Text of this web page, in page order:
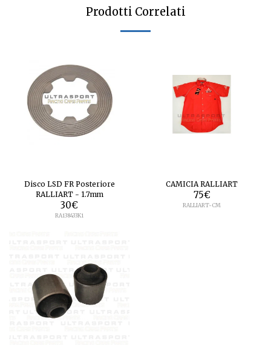
Prodotti Correlati
Disco LSD FR Posteriore
RALLIART - 1.7mm
30€
RA138433K1
CAMICIA RALLIART
75€
RALLIART-CM